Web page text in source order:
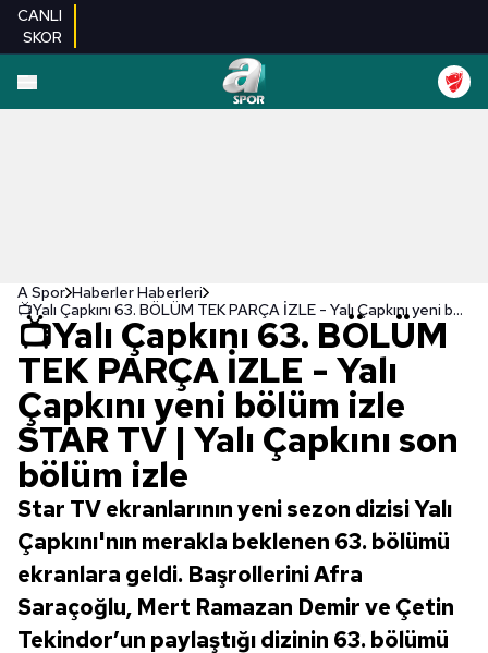
CANLI
SKOR
A Spor Haberler Haberleri
📺Yalı Çapkını 63. BÖLÜM TEK PARÇA İZLE - Yalı Çapkını yeni bölüm izle STAR TV | Yalı Çapkını son bölüm izle
📺Yalı Çapkını 63. BÖLÜM
TEK PARÇA İZLE - Yalı
Çapkını yeni bölüm izle
STAR TV | Yalı Çapkını son
bölüm izle
Star TV ekranlarının yeni sezon dizisi Yalı
Çapkını'nın merakla beklenen 63. bölümü
ekranlara geldi. Başrollerini Afra
Saraçoğlu, Mert Ramazan Demir ve Çetin
Tekindor’un paylaştığı dizinin 63. bölümü